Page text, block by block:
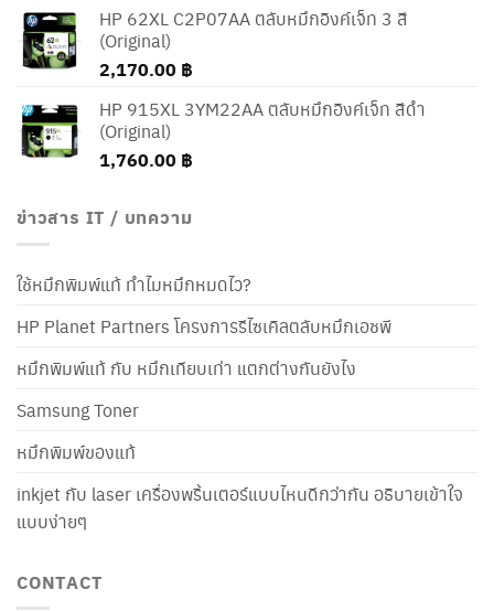
HP 62XL C2P07AA ตลับหมึกอิงค์เจ็ท 3 สี
(Original)
2,170.00 ฿
HP 915XL 3YM22AA ตลับหมึกอิงค์เจ็ท สีดำ
(Original)
1,760.00 ฿
ข่าวสาร IT / บทความ
ใช้หมึกพิมพ์แท้ ทำไมหมึกหมดไว?
HP Planet Partners โครงการรีไซเคิลตลับหมึกเอชพี
หมึกพิมพ์แท้ กับ หมึกเทียบเท่า แตกต่างกันยังไง
Samsung Toner
หมึกพิมพ์ของแท้
inkjet กับ laser เครื่องพริ้นเตอร์แบบไหนดีกว่ากัน อธิบายเข้าใจ
แบบง่ายๆ
CONTACT